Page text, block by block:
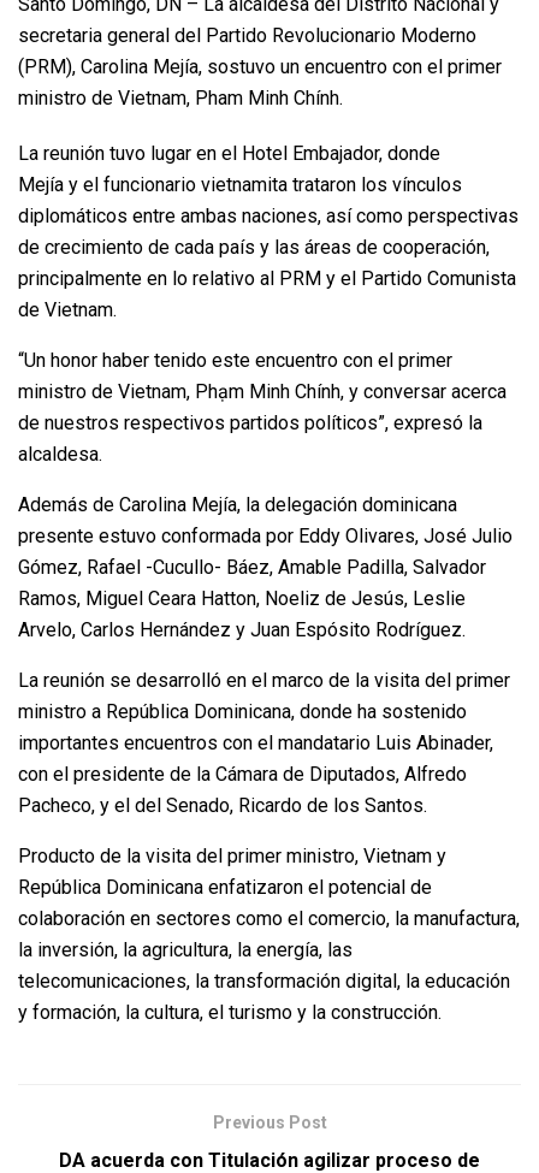
secretaria general del Partido Revolucionario Moderno
(PRM), Carolina Mejía, sostuvo un encuentro con el primer
ministro de Vietnam, Pham Minh Chính.
La reunión tuvo lugar en el Hotel Embajador, donde
Mejía y el funcionario vietnamita trataron los vínculos
diplomáticos entre ambas naciones, así como perspectivas
de crecimiento de cada país y las áreas de cooperación,
principalmente en lo relativo al PRM y el Partido Comunista
de Vietnam.
“Un honor haber tenido este encuentro con el primer
ministro de Vietnam, Phạm Minh Chính, y conversar acerca
de nuestros respectivos partidos políticos”, expresó la
alcaldesa.
Además de Carolina Mejía, la delegación dominicana
presente estuvo conformada por Eddy Olivares, José Julio
Gómez, Rafael -Cucullo- Báez, Amable Padilla, Salvador
Ramos, Miguel Ceara Hatton, Noeliz de Jesús, Leslie
Arvelo, Carlos Hernández y Juan Espósito Rodríguez.
La reunión se desarrolló en el marco de la visita del primer
ministro a República Dominicana, donde ha sostenido
importantes encuentros con el mandatario Luis Abinader,
con el presidente de la Cámara de Diputados, Alfredo
Pacheco, y el del Senado, Ricardo de los Santos.
Producto de la visita del primer ministro, Vietnam y
República Dominicana enfatizaron el potencial de
colaboración en sectores como el comercio, la manufactura,
la inversión, la agricultura, la energía, las
telecomunicaciones, la transformación digital, la educación
y formación, la cultura, el turismo y la construcción.
Previous Post
DA acuerda con Titulación agilizar proceso de